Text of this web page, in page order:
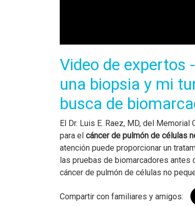
Video de expertos
una biopsia y mi
busca de
El Dr. Luis E. Raez, MD, del
para el cáncer de pulmón de células
atención puede proporcionar un
las pruebas de biomarcadores
cáncer de pulmón de células no
Compartir con familiares y amigos: